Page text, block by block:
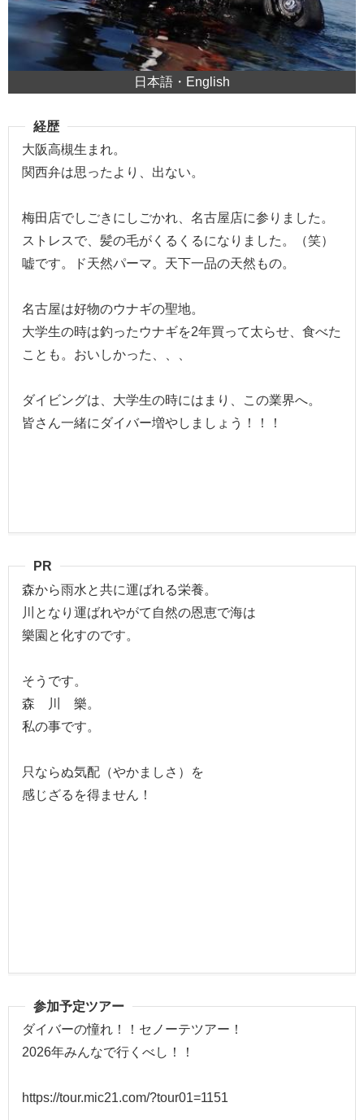
日本語・English
経歴
大阪高槻生まれ。
関西弁は思ったより、出ない。
梅田店でしごきにしごかれ、名古屋店に参りました。
ストレスで、髪の毛がくるくるになりました。（笑）
嘘です。ド天然パーマ。天下一品の天然もの。
名古屋は好物のウナギの聖地。
大学生の時は釣ったウナギを2年買って太らせ、食べた
ことも。おいしかった、、、
ダイビングは、大学生の時にはまり、この業界へ。
皆さん一緒にダイバー増やしましょう！！！
PR
森から雨水と共に運ばれる栄養。
川となり運ばれやがて自然の恩恵で海は
樂園と化すのです。
そうです。
森 川 樂。
私の事です。
只ならぬ気配（やかましさ）を
感じざるを得ません！
参加予定ツアー
ダイバーの憧れ！！セノーテツアー！
2026年みんなで行くべし！！
https://tour.mic21.com/?tour01=1151